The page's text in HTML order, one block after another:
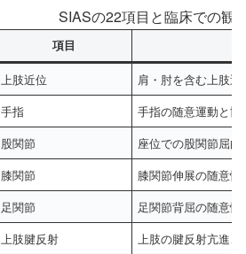
SIASの22項目と臨床での観
項目
上肢近位 肩・肘を含む上肢
手指 手指の随意運動と
股関節 座位での股関節屈
膝関節 膝関節伸展の随意
足関節 足関節背屈の随意
上肢腱反射 上肢の腱反射亢進